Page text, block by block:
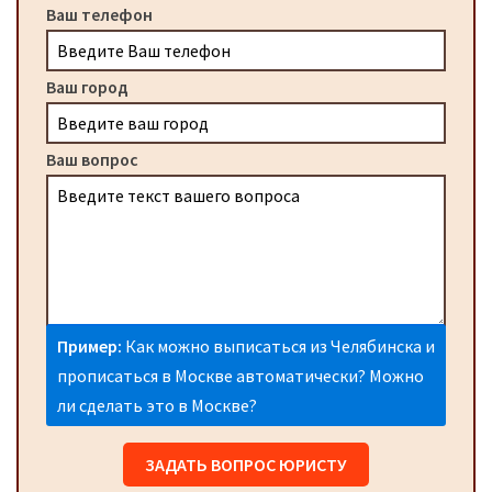
Ваш телефон
Ваш город
Ваш вопрос
Пример: Как можно выписаться из Челябинска и
прописаться в Москве автоматически? Можно
ли сделать это в Москве?
ЗАДАТЬ ВОПРОС ЮРИСТУ